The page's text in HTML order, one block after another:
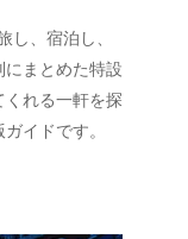
、宿泊し、
まとめた特設
れる一軒を探
イドです。